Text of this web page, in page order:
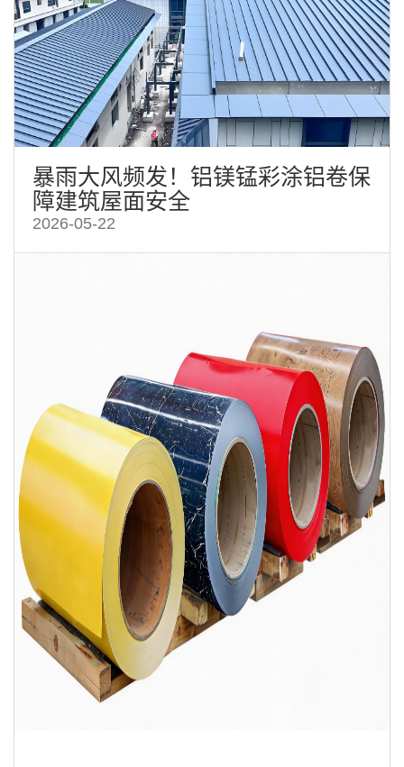
暴雨大风频发！铝镁锰彩涂铝卷保
障建筑屋面安全
2026-05-22